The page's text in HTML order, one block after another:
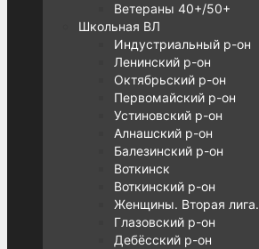
Ветераны 40+/50+
Школьная ВЛ
Индустриальный р-он
Ленинский р-он
Октябрьский р-он
Первомайский р-он
Устиновский р-он
Алнашский р-он
Балезинский р-он
Воткинск
Воткинский р-он
Женщины. Вторая лига.
Глазовский р-он
Дебёсский р-он